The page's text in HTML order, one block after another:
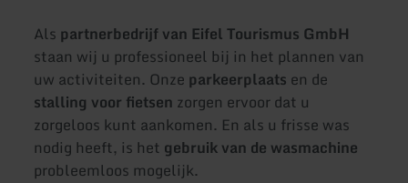
Als partnerbedrijf van Eifel Tourismus GmbH
staan wij u professioneel bij in het plannen van
uw activiteiten. Onze parkeerplaats en de
stalling voor fietsen zorgen ervoor dat u
zorgeloos kunt aankomen. En als u frisse was
nodig heeft, is het gebruik van de wasmachine
probleemloos mogelijk.